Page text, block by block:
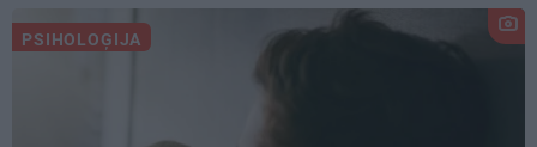
PSIHOLOĢIJA